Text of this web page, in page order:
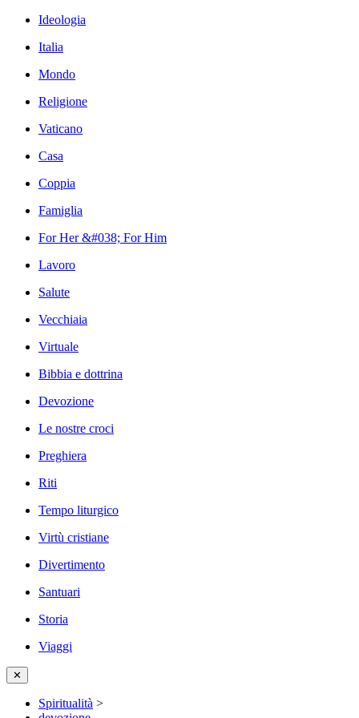
Ideologia
Italia
Mondo
Religione
Vaticano
Casa
Coppia
Famiglia
For Her &#038; For Him
Lavoro
Salute
Vecchiaia
Virtuale
Bibbia e dottrina
Devozione
Le nostre croci
Preghiera
Riti
Tempo liturgico
Virtù cristiane
Divertimento
Santuari
Storia
Viaggi
✕
Spiritualità >